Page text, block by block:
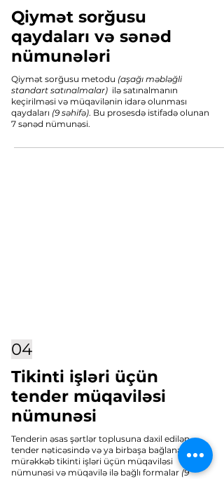
Qiymət sorğusu
qaydaları və sənəd
nümunələri
Qiymət sorğusu metodu (aşağı məbləğli
standart satınalmalar) ilə satınalmanın
keçirilməsi və müqavilənin idarə olunması
qaydaları (9 səhifə). Bu prosesdə istifadə olunan
7 sənəd nümunəsi.
04
Tikinti işləri üçün
tender müqaviləsi
nümunəsi
Tenderin əsas şərtlər toplusuna daxil edilən
tender nəticəsində və ya birbaşa bağlanan
mürəkkəb tikinti işləri üçün müqaviləsi
nümunəsi və müqavilə ilə bağlı formalar (9